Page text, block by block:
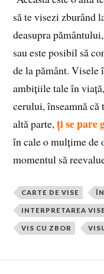
să te visezi zburând
deasupra
sau este posibil să
de la pământ. Visele
ambițiile tale în
cerului, înseamnă că
altă parte,ți se pare
în cale o mulțime de
momentul să
CARTE DE VISE
INTERPRETAREA
VIS CU ZBOR